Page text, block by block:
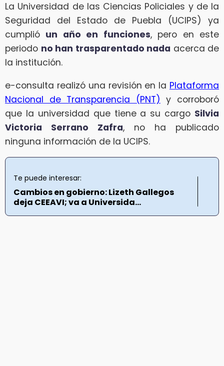
La Universidad de las Ciencias Policiales y de la
Seguridad del Estado de Puebla (UCIPS) ya
cumplió un año en funciones, pero en este
periodo no han trasparentado nada acerca de
la institución.
e-consulta realizó una revisión en la Plataforma
Nacional de Transparencia (PNT) y corroboró
que la universidad que tiene a su cargo Silvia
Victoria Serrano Zafra, no ha publicado
ninguna información de la UCIPS.
Te puede interesar:
Cambios en gobierno: Lizeth Gallegos
deja CEEAVI; va a Universida...